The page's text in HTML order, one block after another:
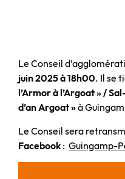
Le Conseil
juin 2025 à 18h00. Il se
l’Armor à l’Argoat » /
d’an Argoat »à
Le Conseil sera
Facebook : Guingamp-